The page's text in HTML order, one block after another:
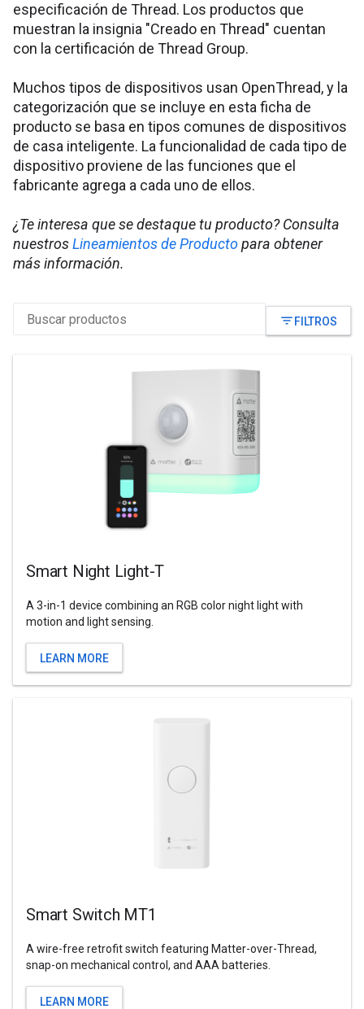
especificación de Thread. Los productos que
muestran la insignia "Creado en Thread" cuentan
con la certificación de Thread Group.
Muchos tipos de dispositivos usan OpenThread, y la
categorización que se incluye en esta ficha de
producto se basa en tipos comunes de dispositivos
de casa inteligente. La funcionalidad de cada tipo de
dispositivo proviene de las funciones que el
fabricante agrega a cada uno de ellos.
¿Te interesa que se destaque tu producto? Consulta
nuestrosLineamientos de Productopara obtener
más información.
filter_list FILTROS
Smart Night Light-T
A 3-in-1 device combining an RGB color night light with
motion and light sensing.
LEARN MORE
Smart Switch MT1
A wire-free retrofit switch featuring Matter-over-Thread,
snap-on mechanical control, and AAA batteries.
LEARN MORE